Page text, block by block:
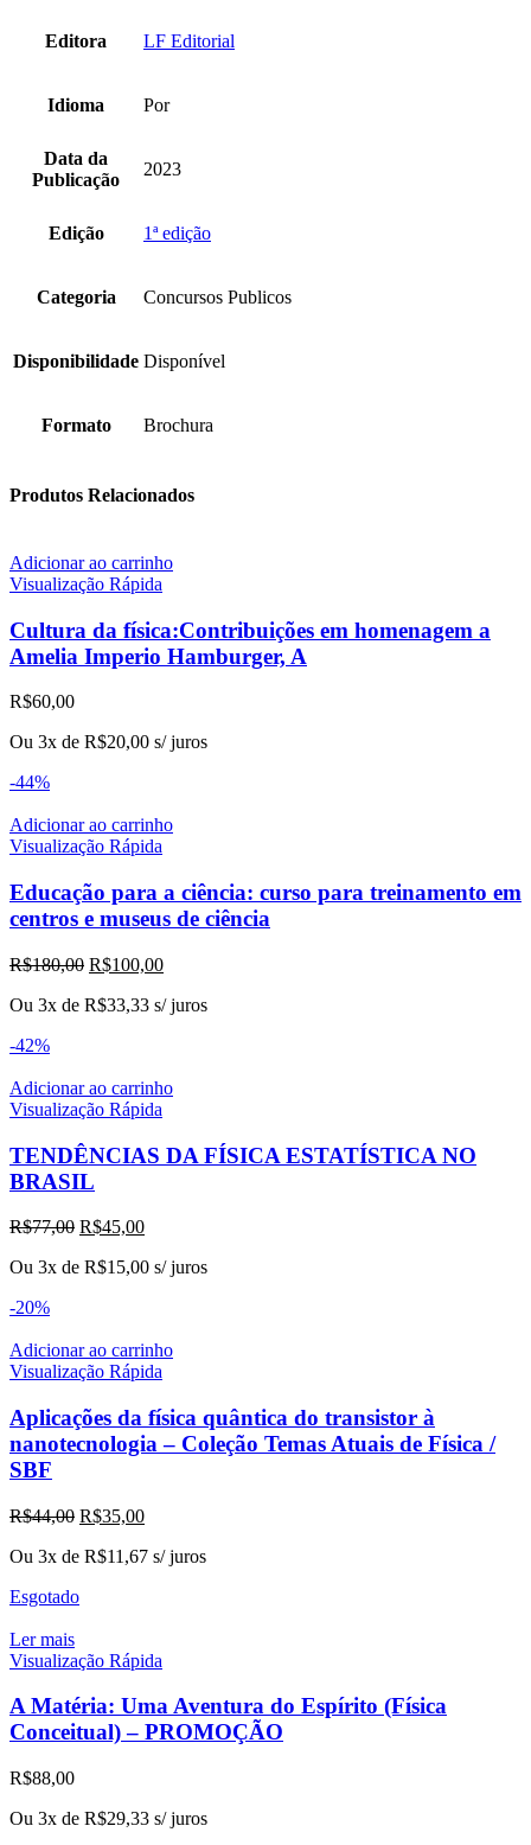
Editora LF Editorial
Idioma Por
Data da
Publicação
2023
Edição 1ª edição
Categoria Concursos Publicos
Disponibilidade Disponível
Formato Brochura
Produtos Relacionados
Adicionar ao carrinho
Visualização Rápida
Cultura da física:Contribuições em homenagem a
Amelia Imperio Hamburger, A
R$60,00
Ou 3x de R$20,00 s/ juros
-44%
Adicionar ao carrinho
Visualização Rápida
Educação para a ciência: curso para treinamento em
centros e museus de ciência
R$180,00 O
original
R$100,00O
atual
Ou 3x de R$33,33 s/ juros
-42%
Adicionar ao carrinho
Visualização Rápida
TENDÊNCIAS DA FÍSICA ESTATÍSTICA NO
BRASIL
R$77,00 O
original
R$45,00O
atual
Ou 3x de R$15,00 s/ juros
-20%
Adicionar ao carrinho
Visualização Rápida
Aplicações da física quântica do transistor à
nanotecnologia – Coleção Temas Atuais de Física /
SBF
R$44,00 O
original
R$44,00.
R$35,00O
atual
Ou 3x de R$11,67 s/ juros
Esgotado
Ler mais
Visualização Rápida
A Matéria: Uma Aventura do Espírito (Física
Conceitual) – PROMOÇÃO
R$88,00
Ou 3x de R$29,33 s/ juros